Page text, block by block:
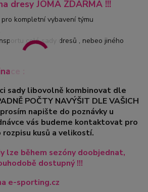
dresy JOMA ZDARMA !!!
kompletní vybavení týmu
celé sady dresů , nebeo jiného
:
sady libovolně kombinovat dle
POČTY NAVÝŠIT DLE VAŠICH
napište do poznávky u
vás budeme kontaktovat pro
kusů a velikostí.
lze během sezóny doobjednat,
dostupný !!!
e-sporting.cz